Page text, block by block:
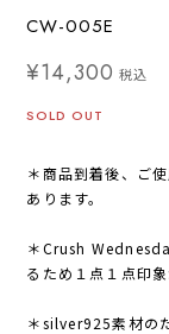
CW-005E
¥14,300 税込
SOLD OUT
＊商品到着後、ご
あります。
＊Crush
るため１点１点印
＊silver925素材の